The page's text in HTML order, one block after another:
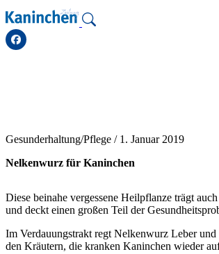
Zum
Inhalt
springen
Gesunderhaltung/Pflege / 1. Januar 2019
Nelkenwurz für Kaninchen
Diese beinahe vergessene Heilpflanze trägt
und deckt einen großen Teil der
Im Verdauungstrakt regt Nelkenwurz Leber
den Kräutern, die kranken Kaninchen wieder